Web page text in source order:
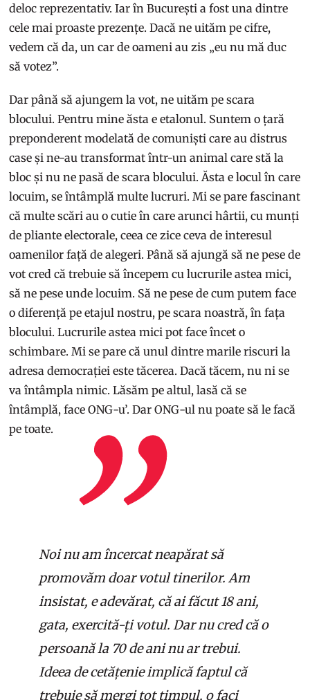
deloc reprezentativ. Iar în București a fost una dintre
cele mai proaste prezențe. Dacă ne uităm pe cifre,
vedem că da, un car de oameni au zis „eu nu mă duc
să votez”.
Dar până să ajungem la vot, ne uităm pe scara
blocului. Pentru mine ăsta e etalonul. Suntem o țară
preponderent modelată de comuniști care au distrus
case și ne-au transformat într-un animal care stă la
bloc și nu ne pasă de scara blocului. Ăsta e locul în care
locuim, se întâmplă multe lucruri. Mi se pare fascinant
că multe scări au o cutie în care arunci hârtii, cu munți
de pliante electorale, ceea ce zice ceva de interesul
oamenilor față de alegeri. Până să ajungă să ne pese de
vot cred că trebuie să începem cu lucrurile astea mici,
să ne pese unde locuim. Să ne pese de cum putem face
o diferență pe etajul nostru, pe scara noastră, în fața
blocului. Lucrurile astea mici pot face încet o
schimbare. Mi se pare că unul dintre marile riscuri la
adresa democrației este tăcerea. Dacă tăcem, nu ni se
va întâmpla nimic. Lăsăm pe altul, lasă că se
întâmplă, face ONG-u’. Dar ONG-ul nu poate să le facă
pe toate.
Noi nu am încercat neapărat să
promovăm doar votul tinerilor. Am
insistat, e adevărat, că ai făcut 18 ani,
gata, exercită-ți votul. Dar nu cred că o
persoană la 70 de ani nu ar trebui.
Ideea de cetățenie implică faptul că
trebuie să mergi tot timpul, o faci